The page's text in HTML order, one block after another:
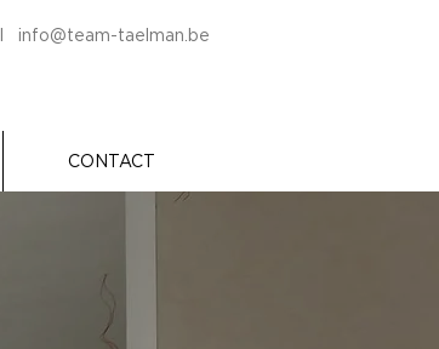
info@team-taelman.be
CONTACT